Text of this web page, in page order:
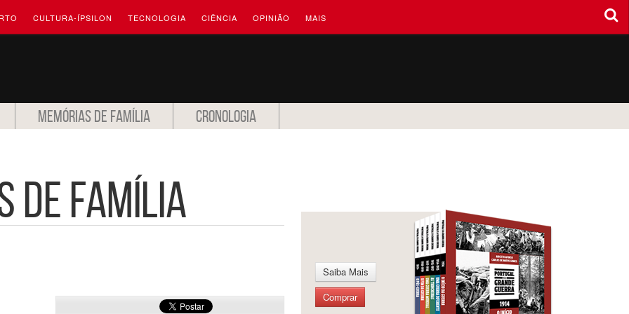
CULTURA-ÍPSILON TECNOLOGIA CIÊNCIA OPINIÃO MAIS
MEMÓRIAS DE FAMÍLIA CRONOLOGIA
de Família
Saiba Mais
Comprar